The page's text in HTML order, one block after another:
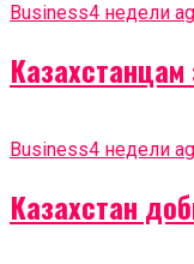
Business4 недели
Business4 недели
Казахстан